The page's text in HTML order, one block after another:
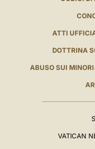
ATTI
DOTTRINA
ABUSO SUI
VATICAN